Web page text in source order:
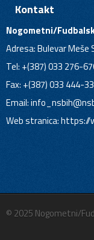
Kontakt
Nogometni/
Adresa: Bulevar Meše
Tel: +(387) 033 276-
Fax: +(387) 033 444-
Email:
Web stranica: https://
© 2025 Nogometni/